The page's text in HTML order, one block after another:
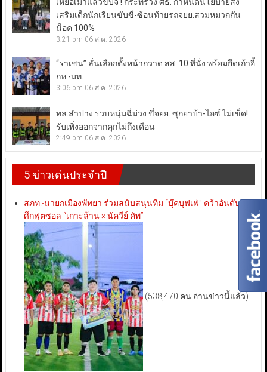
เหยื่อเมาแล้วขับจี้ ! กระทรวง ศธ. กำหนดนโยบายส่ง
เสริมเด็กนักเรียนขับขี่-ซ้อนท้ายรถจยย.สวมหมวกกัน
น็อค 100%
3:21 pm 06 ส.ค. 2026
“ราเชน” ลั่นเลือกตั้งหน้ากวาด สส. 10 ที่นั่ง พร้อมยึดเก้าอี้
กห.-มท.
3:06 pm 06 ส.ค. 2026
ทล.ลำปาง รวบหนุ่มฉี่ม่วง ขี่จยย. ซุกยาบ้า-ไอซ์ ไม่เข็ด!
รับเพิ่งออกจากคุกไม่ถึงเดือน
2:49 pm 06 ส.ค. 2026
5 ข่าวเด่นประจำปี
สภท.-นายกเมืองพัทยา ร่วมสนับสนุนทีม “บุ๊คบุฟเฟ่” คว้าอันดับ 3
ศึกฟุตซอล “เกาะล้าน × นัควีย์ คัพ”
(538,470 คน อ่านข่าวนี้แล้ว)